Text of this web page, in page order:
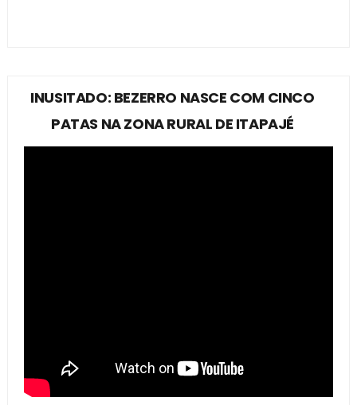
INUSITADO: BEZERRO NASCE COM CINCO
PATAS NA ZONA RURAL DE ITAPAJÉ